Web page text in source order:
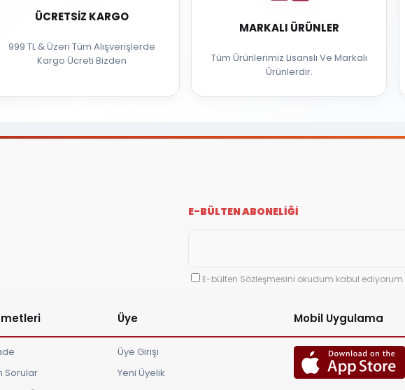
ÜCRETSIZ KARGO
999 TL & Üzeri Tüm Alışverişlerde
Kargo Ücreti Bizden
MARKALI ÜRÜNLER
Tüm Ürünlerimiz Lisanslı Ve Markalı
Ürünlerdir.
E-BÜLTEN ABONELİĞİ
E-bülten Sözleşmesini okudum kabul ediyorum.
Sorular
Üye
Üye Girişi
Yeni Üyelik
Mobil Uygulama